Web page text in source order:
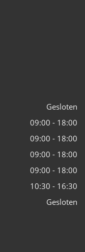
Gesloten
09:00 - 18:00
09:00 - 18:00
09:00 - 18:00
09:00 - 18:00
10:30 - 16:30
Gesloten